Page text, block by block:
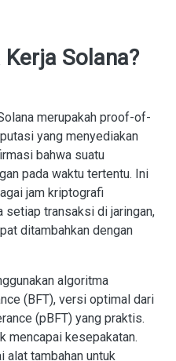
Solana?
merupakah proof-of-
yang menyediakan
bahwa suatu
pada waktu tertentu. Ini
jam kriptografi
setiap transaksi di jaringan,
ditambahkan dengan
algoritma
(BFT), versi optimal dari
(pBFT) yang praktis.
mencapai kesepakatan.
alat tambahan untuk